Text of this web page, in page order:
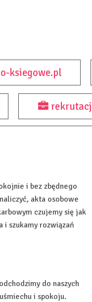
ksiegowe.pl
i bez zbędnego
akta osobowe
czujemy się jak
i szukamy rozwiązań
do naszych
i spokoju.